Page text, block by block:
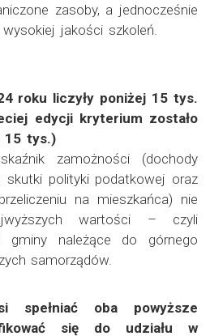
zasoby, a jednocześnie
jakości szkoleń.
roku liczyły poniżej 15 tys.
edycji kryterium zostało
15 tys.)
zamożności (dochody
skutki polityki podatkowej oraz
na mieszkańca) nie
wartości – czyli
gminy należące do górnego
samorządów.
spełniać oba powyższe
się do udziału w